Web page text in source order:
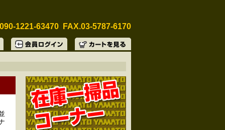
1221-63470 FAX.03-5787-6170